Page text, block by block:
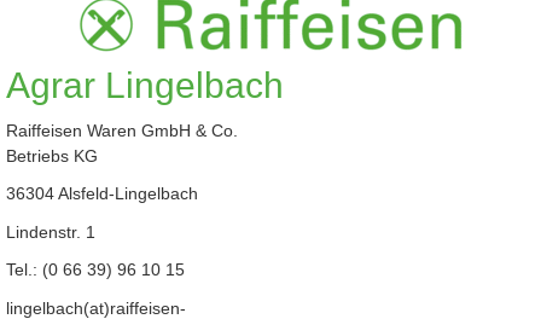
Agrar Lingelbach
Raiffeisen Waren GmbH & Co.
Betriebs KG
36304 Alsfeld-Lingelbach
Lindenstr. 1
Tel.: (0 66 39) 96 10 15
lingelbach(at)raiffeisen-